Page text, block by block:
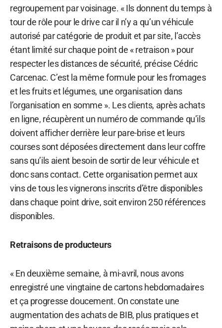
regroupement par voisinage. « Ils donnent du temps à
tour de rôle pour le drive car il n’y a qu’un véhicule
autorisé par catégorie de produit et par site, l’accès
étant limité sur chaque point de « retraison » pour
respecter les distances de sécurité, précise Cédric
Carcenac. C’est la même formule pour les fromages
et les fruits et légumes, une organisation dans
l’organisation en somme ». Les clients, après achats
en ligne, récupèrent un numéro de commande qu’ils
doivent afficher derrière leur pare-brise et leurs
courses sont déposées directement dans leur coffre
sans qu’ils aient besoin de sortir de leur véhicule et
donc sans contact. Cette organisation permet aux
vins de tous les vignerons inscrits d’être disponibles
dans chaque point drive, soit environ 250 références
disponibles.
Retraisons de producteurs
« En deuxième semaine, à mi-avril, nous avons
enregistré une vingtaine de cartons hebdomadaires
et ça progresse doucement. On constate une
augmentation des achats de BIB, plus pratiques et